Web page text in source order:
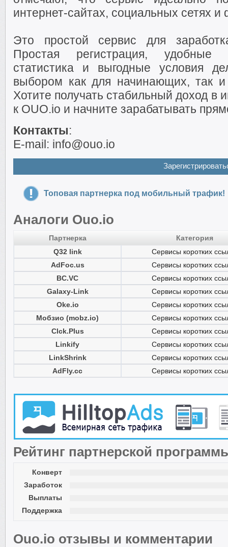
интернет-сайтах, социальных сетях
Это простой сервис для
Простая регистрация, удобные
статистика и выгодные условия
выбором как для начинающих, так
Хотите получать стабильный доход в
к OUO.io и начните зарабатывать
Контакты:
E-mail: info@ouo.io
Топовая партнерка под мобильный трафик!
Аналоги Ouo.io
Партнерка
Категория
Q32 link
Сервисы коротких
AdFoc.us
Сервисы коротких
BC.VC
Сервисы коротких
Galaxy-Link
Сервисы коротких
Oke.io
Сервисы коротких
Мобзио (mobz.io)
Сервисы коротких
Clck.Plus
Сервисы коротких
Linkify
Сервисы коротких
LinkShrink
Сервисы коротких
AdFly.cc
Сервисы коротких
Рейтинг партнерской
Конверт
Заработок
Выплаты
Поддержка
Ouo.io отзывы и комментарии